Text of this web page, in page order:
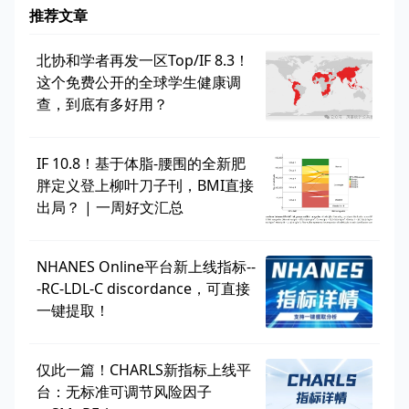
推荐文章
北协和学者再发一区Top/IF 8.3！
这个免费公开的全球学生健康调
查，到底有多好用？
IF 10.8！基于体脂-腰围的全新肥
胖定义登上柳叶刀子刊，BMI直接
出局？ | 一周好文汇总
NHANES Online平台新上线指标--
-RC-LDL-C discordance，可直接
一键提取！
仅此一篇！CHARLS新指标上线平
台：无标准可调节风险因子